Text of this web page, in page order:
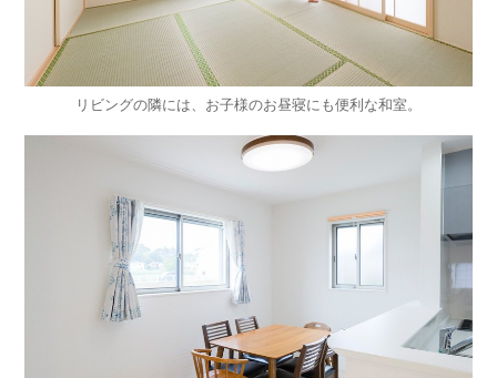
リビングの隣には、お子様のお昼寝にも便利な和室。